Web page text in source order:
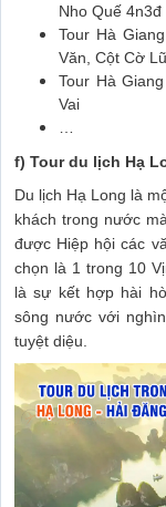
Nho Quế 4n3đ
Tour Hà
Văn, Cột Cờ
Tour Hà
Vai
f) Tour du lịch Hạ
Du lịch Hạ Long là
khách trong nước
được Hiệp hội các
chọn là 1 trong 10
là sự kết hợp hài
sông nước với
tuyệt diệu.